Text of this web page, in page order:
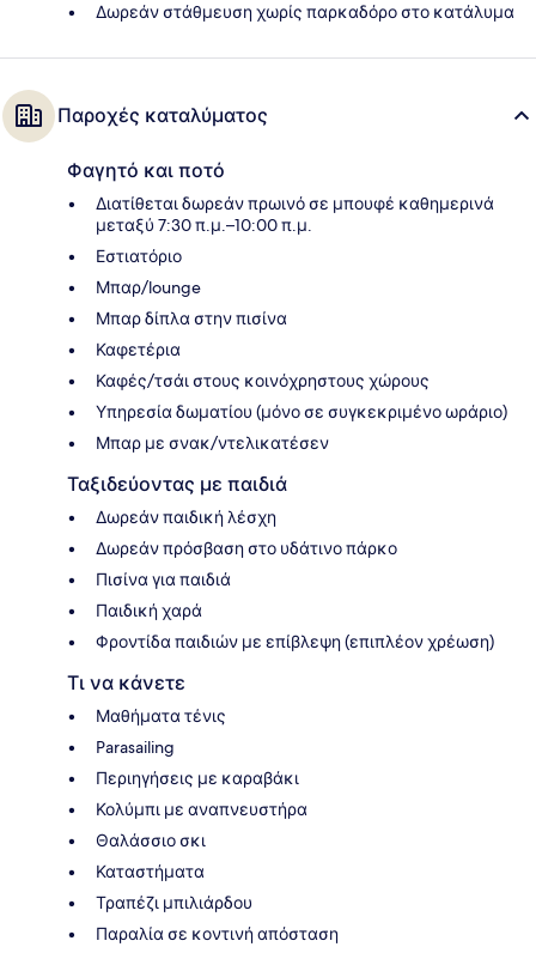
Δωρεάν στάθμευση χωρίς παρκαδόρο στο κατάλυμα
Παροχές καταλύματος
Φαγητό και ποτό
Διατίθεται δωρεάν πρωινό σε μπουφέ καθημερινά
μεταξύ 7:30 π.μ.–10:00 π.μ.
Εστιατόριο
Μπαρ/lounge
Μπαρ δίπλα στην πισίνα
Καφετέρια
Καφές/τσάι στους κοινόχρηστους χώρους
Υπηρεσία δωματίου (μόνο σε συγκεκριμένο ωράριο)
Μπαρ με σνακ/ντελικατέσεν
Ταξιδεύοντας με παιδιά
Δωρεάν παιδική λέσχη
Δωρεάν πρόσβαση στο υδάτινο πάρκο
Πισίνα για παιδιά
Παιδική χαρά
Φροντίδα παιδιών με επίβλεψη (επιπλέον χρέωση)
Τι να κάνετε
Μαθήματα τένις
Parasailing
Περιηγήσεις με καραβάκι
Κολύμπι με αναπνευστήρα
Θαλάσσιο σκι
Καταστήματα
Τραπέζι μπιλιάρδου
Παραλία σε κοντινή απόσταση